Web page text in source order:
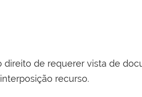
direito de requerer vista de
recurso.